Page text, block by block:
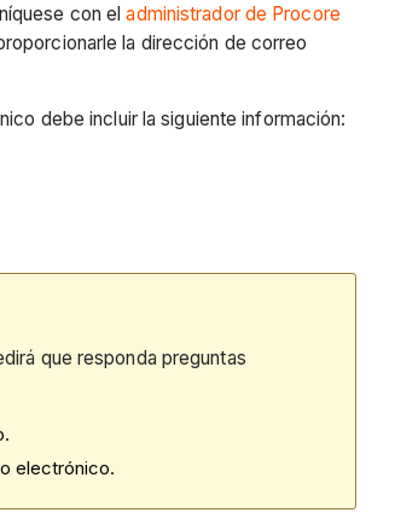
con eladministrador de Procore
la dirección de correo
debe incluir la siguiente información:
que responda preguntas
electrónico.